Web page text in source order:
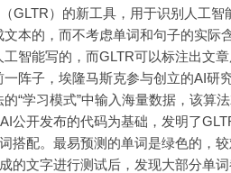
GLTR）的新工具，用于识别人工
本的，而不考虑单词和句子的实际
智能写的，而GLTR可以标注出文章
阵子，埃隆马斯克参与创立的AI研
“学习模式”中输入海量数据，该算
公开发布的代码为基础，发明了
搭配。最易预测的单词是绿色的，
的文字进行测试后，发现大部分单